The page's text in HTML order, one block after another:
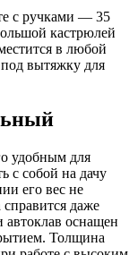
с ручками — 35
кастрюлей
в любой
вытяжку для
удобным для
с собой на дачу
его вес не
даже
автоклав оснащен
Толщина